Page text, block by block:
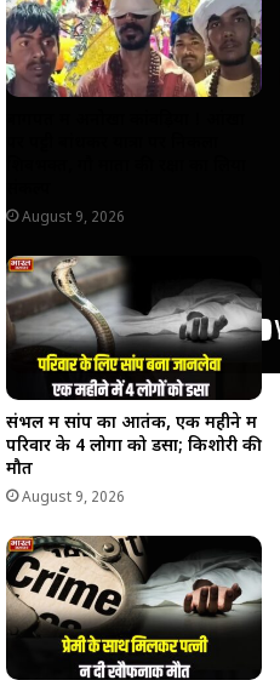
August 9, 2026
संभल में सांप का आतंक, एक महीने में
परिवार के 4 लोगों को डसा; किशोरी की
मौत
August 9, 2026